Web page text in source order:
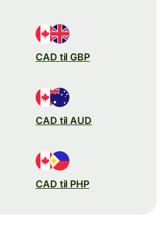
CAD til GBP
CAD til AUD
CAD til PHP